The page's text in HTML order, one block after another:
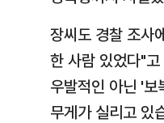
장씨도 경찰 조사
한 사람 있었다"고
우발적인 아닌 '보
무게가 실리고 있